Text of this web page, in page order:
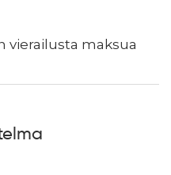
vierailusta maksua